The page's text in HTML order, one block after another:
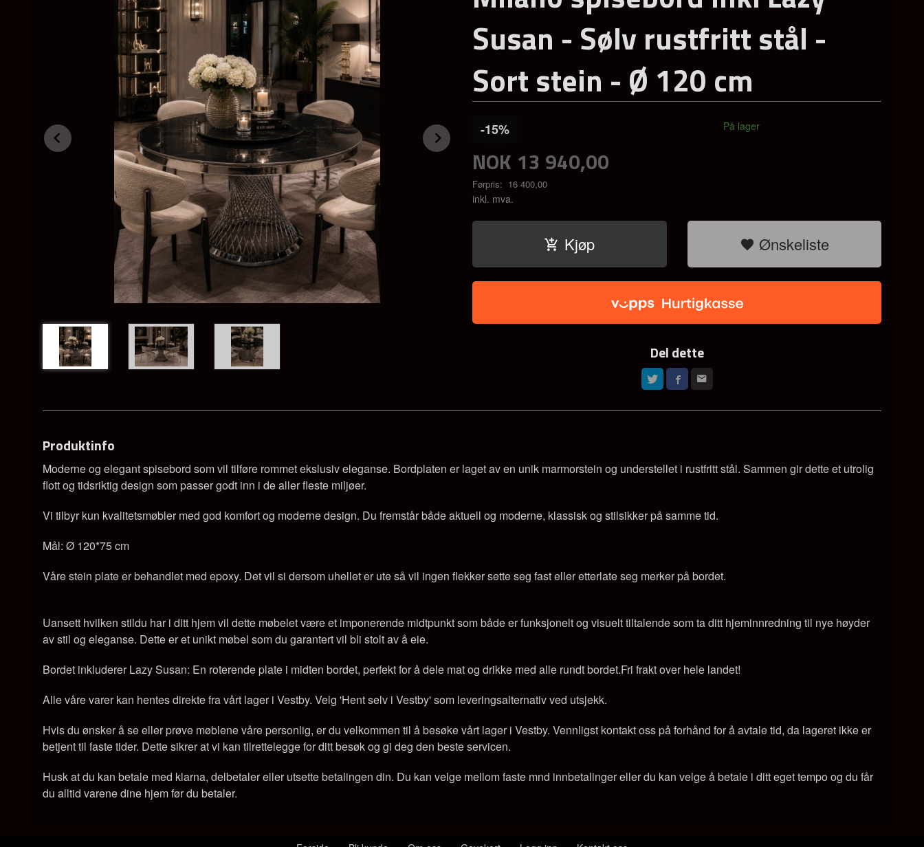
Susan - Sølv rustfritt stål -
Sort stein - Ø 120 cm
NOK 13 940,00
Førpris: 16 400,00
Rabatt
-15%
inkl. mva.
På lager
Kjøp Ønskeliste
Del dette
Produktinfo
Moderne og elegant spisebord som vil tilføre rommet ekslusiv eleganse. Bordplaten er laget av en unik marmorstein og understellet i rustfritt stål. Sammen gir dette et utrolig
flott og tidsriktig design som passer godt inn i de aller fleste miljøer.
Vi tilbyr kun kvalitetsmøbler med god komfort og moderne design. Du fremstår både aktuell og moderne, klassisk og stilsikker på samme tid.
Mål: Ø 120*75 cm
Våre stein plate er behandlet med epoxy. Det vil si dersom uhellet er ute så vil ingen flekker sette seg fast eller etterlate seg merker på bordet.
Uansett hvilken stildu har i ditt hjem vil dette møbelet være et imponerende midtpunkt som både er funksjonelt og visuelt tiltalende som ta ditt hjeminnredning til nye høyder
av stil og eleganse. Dette er et unikt møbel som du garantert vil bli stolt av å eie.
Bordet inkluderer Lazy Susan: En roterende plate i midten bordet, perfekt for å dele mat og drikke med alle rundt bordet.Fri frakt over hele landet!
Alle våre varer kan hentes direkte fra vårt lager i Vestby. Velg 'Hent selv i Vestby' som leveringsalternativ ved utsjekk.
Hvis du ønsker å se eller prøve møblene våre personlig, er du velkommen til å besøke vårt lager i Vestby. Vennligst kontakt oss på forhånd for å avtale tid, da lageret ikke er
betjent til faste tider. Dette sikrer at vi kan tilrettelegge for ditt besøk og gi deg den beste servicen.
Husk at du kan betale med klarna, delbetaler eller utsette betalingen din. Du kan velge mellom faste mnd innbetalinger eller du kan velge å betale i ditt eget tempo og du får
du alltid varene dine hjem før du betaler.